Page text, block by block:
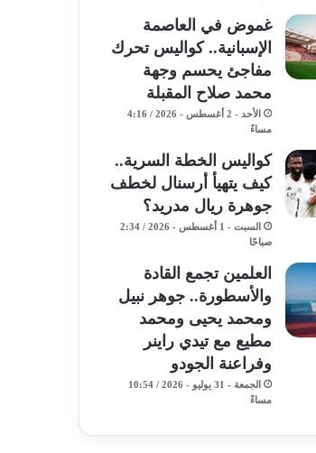
غموض في العاصمة
الإسبانية.. كواليس تحرك
مفاجئ يحسم وجهة
محمد صلاح المقبلة
الأحد - 2 أغسطس - 2026 / 4:16
مساءً
كواليس الخطة السرية..
كيف يتهيأ أرسنال لخطف
جوهرة ريال مدريد؟
السبت - 1 أغسطس - 2026 / 2:34
صباحًا
​العلمين تجمع القادة
والأسطورة.. جوهر نبيل
ومحمد يحيى ومحمد
مطيع مع تيدي راينر
وفراعنة الجودو ​
الجمعة - 31 يوليو - 2026 / 10:54
مساءً